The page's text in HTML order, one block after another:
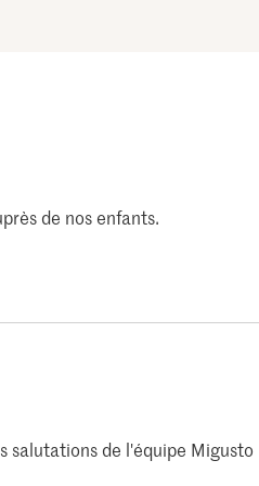
de nos enfants.
salutations de l'équipe Migusto